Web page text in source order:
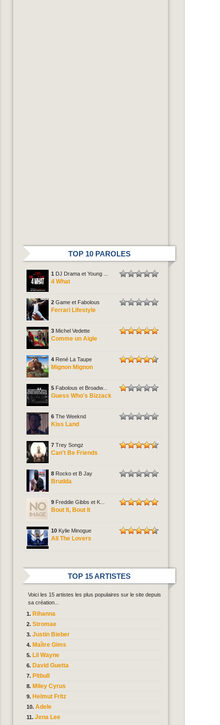
TOP 10 PAROLES
1 DJ Drama et Young ...
4 What
2 Game et Fabolous
Ferrari Lifestyle
3 Michel Vedette
Comme un Aigle
4 René La Taupe
Mignon Mignon
5 Fabolous et Broadw...
Guess Who's Bizzack
6 The Weeknd
Kiss Land
7 Trey Songz
Can't Be Friends
8 Rocko et B Jay
Brudda
9 Freddie Gibbs et K...
Bout It, Bout It
10 Kylie Minogue
All The Lovers
TOP 15 ARTISTES
Voici les 15 artistes les plus populaires sur le site depuis
sa création...
Rihanna
Stromae
Justin Bieber
Maître Gims
Lil Wayne
David Guetta
Pitbull
Miley Cyrus
Helmut Fritz
Adele
Jena Lee